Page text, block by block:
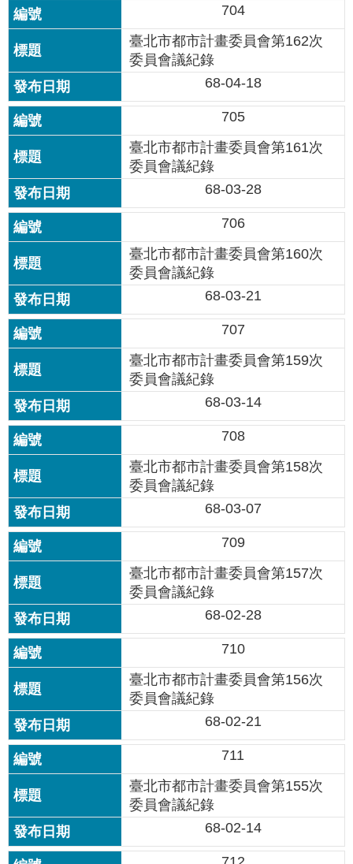
園
地
網
站
寶
箱
網
站
導
覽
回
首
頁
English
陳
情
系
統
常
見
問
答
雙
語
詞
彙
台
北
通
臺
北
市
政
府
政
府
網
站
704
臺北市都市計畫委員會第162次
委員會議紀錄
68-04-18
705
臺北市都市計畫委員會第161次
委員會議紀錄
68-03-28
706
臺北市都市計畫委員會第160次
委員會議紀錄
68-03-21
707
臺北市都市計畫委員會第159次
委員會議紀錄
68-03-14
708
臺北市都市計畫委員會第158次
委員會議紀錄
68-03-07
709
臺北市都市計畫委員會第157次
委員會議紀錄
68-02-28
710
臺北市都市計畫委員會第156次
委員會議紀錄
68-02-21
711
臺北市都市計畫委員會第155次
委員會議紀錄
68-02-14